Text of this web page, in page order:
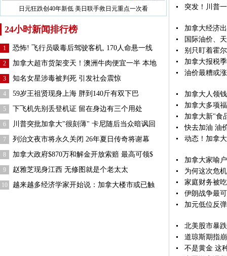
日元狂跌创40年新低 美日联手救日元重点一次看
24小时新闻排行榜
1 恐怖! 飞行员吸毒后驾驶客机, 170人命悬一线
2 加拿大超市货架变天！澳洲牛肉便宜一半 本地
3 知名女星涉毒被判死 引发社会震惊
4 59岁王祖贤现身上海 胖到140斤有双下巴
5 下飞机先别丢登机证 留在身边有三个用处
6 川普突批加拿大"很刻薄" 卡尼随后当众暗讽回
7 列治文夜市将永久关闭 26年夏日传奇将谢幕
8 加拿大政府$870万和解金开放索赔 最高可领$
9 赵雅芝现身江西 无修图就是个老太太
10 越来越多经济学家开始说：加拿大楼市或已触
突发！川普
加拿大经济
国际油价、
别只盯着霍
加拿大报税
油价最糟或
加拿大人领
加拿大多项
加拿大新"食
快去加油 油
动态！加拿
加拿大家喻
为何这次危
家庭财务被
伊朗战争最
加元低位反
北美股市暴
道琼斯期指
不是黄金 这